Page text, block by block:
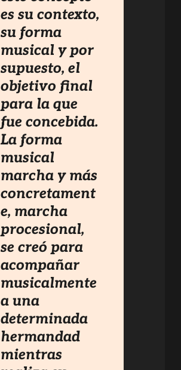
es su contexto,
su forma
musical y por
supuesto, el
objetivo final
para la que
fue concebida.
La forma
musical
marcha y más
concretament
e, marcha
procesional,
se creó para
acompañar
musicalmente
a una
determinada
hermandad
mientras